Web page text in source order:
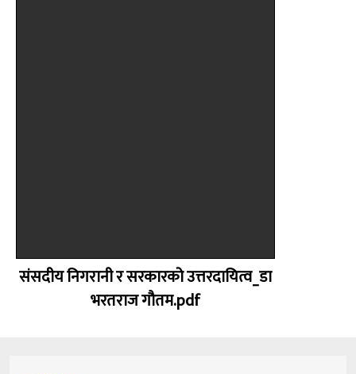
संसदीय निगरानी र सरकारको उत्तरदायित्व_डा
भरतराज गौतम.pdf